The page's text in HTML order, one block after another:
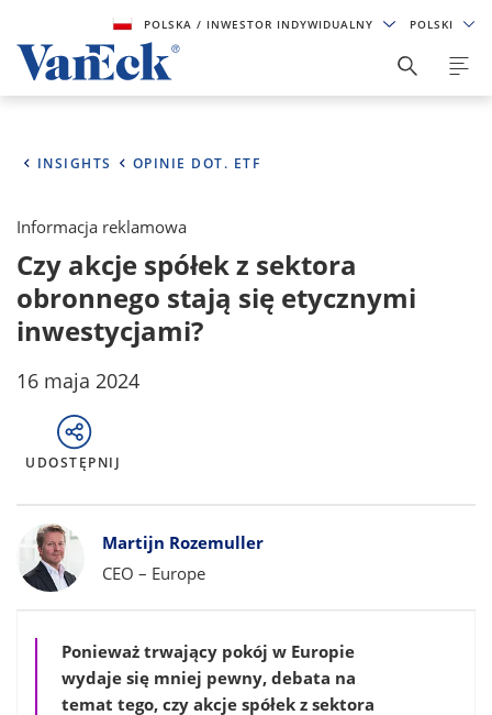
POLSKA/ INWESTOR INDYWIDUALNY POLSKI
INSIGHTS OPINIE DOT. ETF
Informacja reklamowa
Czy akcje spółek z sektora
obronnego stają się etycznymi
inwestycjami?
16 maja 2024
UDOSTĘPNIJ
Bylines
Martijn Rozemuller
CEO – Europe
Ponieważ trwający pokój w Europie
wydaje się mniej pewny, debata na
temat tego, czy akcje spółek z sektora